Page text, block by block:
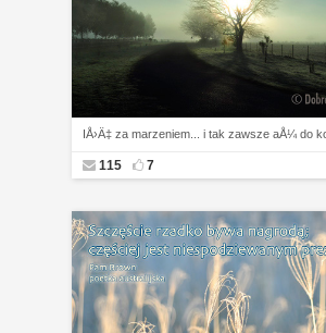
IÅ›Ä‡ za marzeniem... i tak zawsze aÅ¼ do
115 7